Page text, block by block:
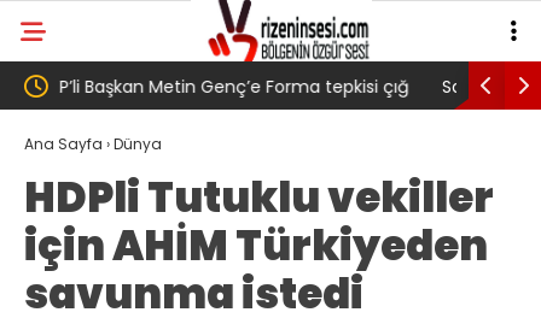
çığ Salah transferi sonrası 6661 forma alan
belediye başkanına ‘Kimin parasıyla’ sorusu
Ana Sayfa ›Dünya
HDPli Tutuklu vekiller
için AHİM Türkiyeden
savunma istedi